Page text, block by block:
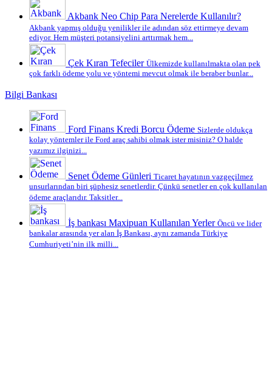
Akbank Neo Chip Para Nerelerde Kullanılır?
Akbank yapmış olduğu yenilikler ile adından söz ettirmeye devam
ediyor. Hem müşteri potansiyelini arttırmak hem...
Çek Kıran Tefeciler Ülkemizde kullanılmakta olan pek
çok farklı ödeme yolu ve yöntemi mevcut olmak ile beraber bunlar...
Bilgi Bankası
Ford Finans Kredi Borcu Ödeme Sizlerde oldukça
kolay yöntemler ile Ford araç sahibi olmak ister misiniz? O halde
yazımız ilginizi...
Senet Ödeme Günleri Ticaret hayatının vazgeçilmez
unsurlarından biri şüphesiz senetlerdir. Çünkü senetler en çok kullanılan
ödeme araçlarıdır. Taksitler...
İş bankası Maxipuan Kullanılan Yerler Öncü ve lider
bankalar arasında yer alan İş Bankası, aynı zamanda Türkiye
Cumhuriyeti’nin ilk milli...